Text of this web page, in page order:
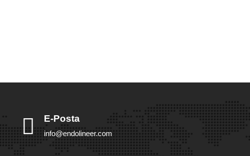
E-Posta
info@endolineer.com